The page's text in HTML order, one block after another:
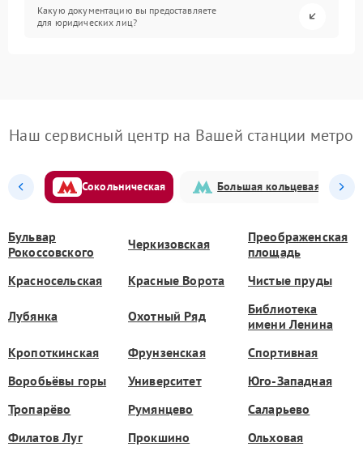
Какую документацию вы предоставляете
для юридических лиц?
Наш сервисный центр на Вашей станции метро
Сокольническая Большая кольцевая
Бульвар
Рокоссовского
Черкизовская
Преображенская
площадь
Красносельская
Красные Ворота Чистые пруды
Лубянка Охотный Ряд
Библиотека
имени Ленина
Кропоткинская
Фрунзенская
Спортивная
Воробьёвы горы
Университет
Юго-Западная
Тропарёво
Румянцево
Саларьево
Филатов Луг
Прокшино
Ольховая